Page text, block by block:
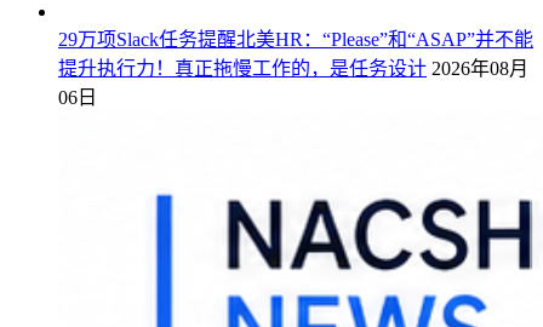
29万项Slack任务提醒北美HR：“Please”和“ASAP”并不能
提升执行力！真正拖慢工作的，是任务设计 2026年08月
06日